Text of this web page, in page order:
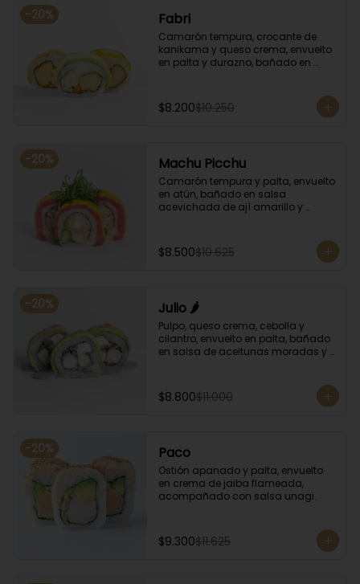
-20% Fabri
Camarón tempura, crocante de
kanikama y queso crema, envuelto
en palta y durazno, bañado en
$8.200$10.250
-20% Machu Picchu
Camarón tempura y palta, envuelto
en atún, bañado en salsa
acevichada de ají amarillo y
$8.500$10.625
-20% Julio 🌶️
Pulpo, queso crema, cebolla y
cilantro, envuelto en palta, bañado
en salsa de aceitunas moradas y
$8.800$11.000
-20% Paco
Ostión apanado y palta, envuelto
en crema de jaiba flameada,
acompañado con salsa unagi.
$9.300$11.625